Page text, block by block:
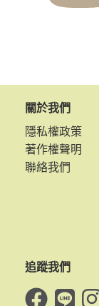
關於我們
隱私權政策
著作權聲明
聯絡我們
追蹤我們